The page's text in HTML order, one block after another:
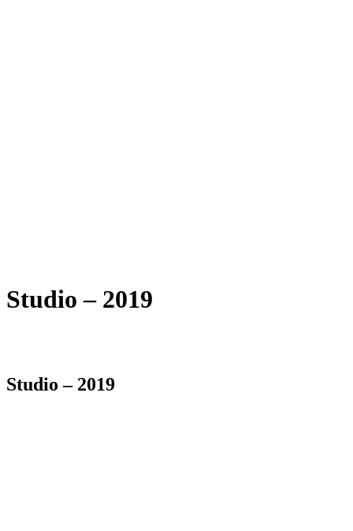
Studio – 2019
Studio – 2019